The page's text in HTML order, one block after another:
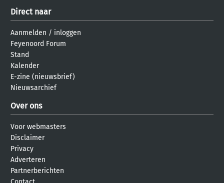
Direct naar
Aanmelden / inloggen
Feyenoord Forum
Stand
Kalender
E-zine (nieuwsbrief)
Nieuwsarchief
Over ons
Voor webmasters
Disclaimer
Privacy
Adverteren
Partnerberichten